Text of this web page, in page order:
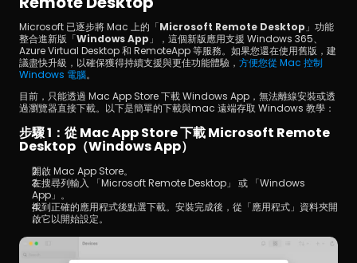
Microsoft 已逐步將 Mac 上的「Microsoft Remote Desktop 」功能
整合進新版「Windows App 」，這個新版應用支援 Windows 365、
Azure Virtual Desktop 和 RemoteApp 等服務。如果您還在使用舊版，建
議盡快升級，以確保獲得持續支援與更佳功能體驗， 方便您從 Mac 控制
Windows 電腦。
目前，只能透過 Mac App Store 下載 Windows App，無法離線安裝或透
過瀏覽器直接下載。以下是簡單的下載與mac 遠端存取 Windows 教學：
步驟 1：從 Mac App Store 下載 Microsoft Remote
Desktop（Windows App）
開啟 Mac App Store。
在搜尋列輸入 「Microsoft Remote Desktop」 或 「Windows
App」。
找到正確的應用程式後點選下載。安裝完成後，從「應用程式」資料夾開
啟它以開始設定。